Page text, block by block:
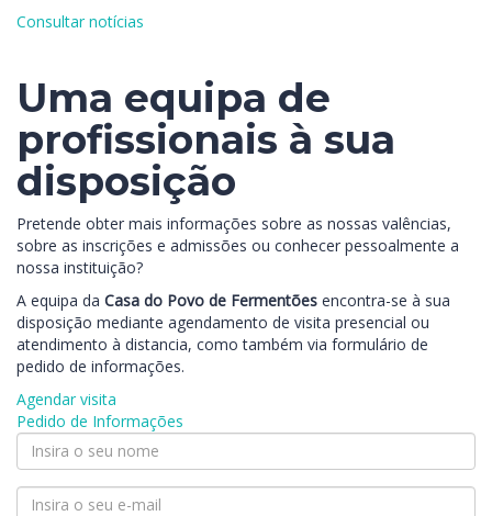
Consultar notícias
Uma equipa de
profissionais à sua
disposição
Pretende obter mais informações sobre as nossas valências,
sobre as inscrições e admissões ou conhecer pessoalmente a
nossa instituição?
A equipa da Casa do Povo de Fermentões encontra-se à sua
disposição mediante agendamento de visita presencial ou
atendimento à distancia, como também via formulário de
pedido de informações.
Agendar visita
Pedido de Informações